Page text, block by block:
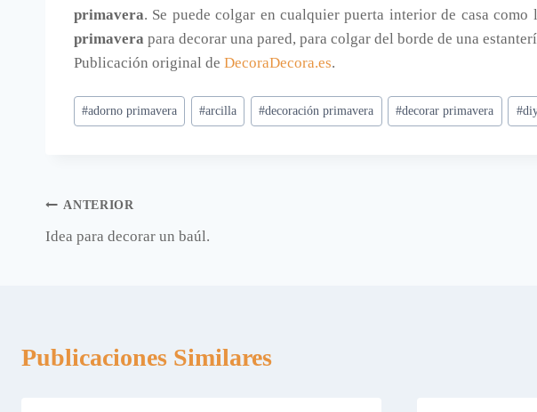
primavera. Se puede colgar en cualquier puerta interior de casa
primavera para decorar una pared, para colgar del borde de una
Publicación original de DecoraDecora.es.
Etiquetas
de
#adorno primavera #arcilla #decoración primavera #decorar primavera #
Navegación
de
ANTERIOR
Idea para decorar un baúl.
Publicaciones Similares